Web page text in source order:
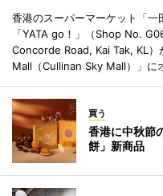
香港のスーパーマーケット「一
「YATA go！」（Shop No.
Concorde Road, Kai Tak, KL）
Mall（Cullinan Sky Mall）」に
買う
香港に中秋節
餅」新商品